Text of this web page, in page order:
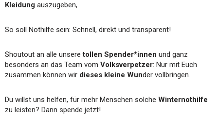
Kleidung auszugeben,
So soll Nothilfe sein: Schnell, direkt und transparent!
Shoutout an alle unseretollen Spender*innen und ganz
besonders an das Team vom Volksverpetzer: Nur mit Euch
zusammen können wir dieses kleine Wunder vollbringen.
Du willst uns helfen, für mehr Menschen solche Winternothilfe
zu leisten? Dann spende jetzt!